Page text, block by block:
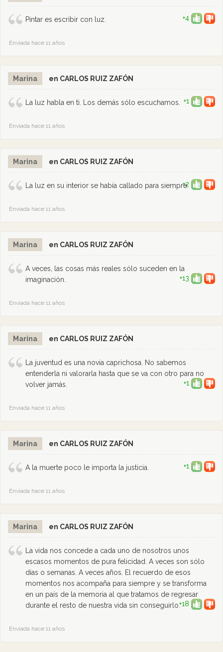
Pintar es escribir con luz. +4
Enviada hace 11 años
Marina en CARLOS RUIZ ZAFÓN
La luz habla en ti. Los demás sólo escuchamos. +1
Enviada hace 11 años
Marina en CARLOS RUIZ ZAFÓN
La luz en su interior se había callado para siempre.
+2
Enviada hace 11 años
Marina en CARLOS RUIZ ZAFÓN
A veces, las cosas más reales sólo suceden en la
imaginación.
+13
Enviada hace 11 años
Marina en CARLOS RUIZ ZAFÓN
La juventud es una novia caprichosa. No sabemos
entenderla ni valorarla hasta que se va con otro para no
volver jamás.
+1
Enviada hace 11 años
Marina en CARLOS RUIZ ZAFÓN
A la muerte poco le importa la justicia. +1
Enviada hace 11 años
Marina en CARLOS RUIZ ZAFÓN
La vida nos concede a cada uno de nosotros unos
escasos momentos de pura felicidad. A veces son sólo
días o semanas. A veces años. El recuerdo de esos
momentos nos acompaña para siempre y se transforma
en un país de la memoria al que tratamos de regresar
durante el resto de nuestra vida sin conseguirlo.+18
Enviada hace 11 años